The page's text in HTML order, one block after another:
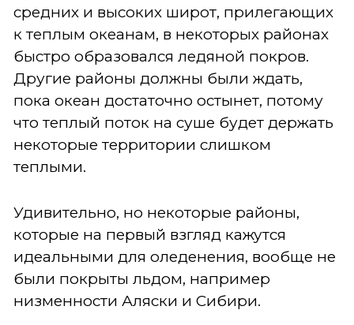
средних и высоких широт, прилегающих
к теплым океанам, в некоторых районах
быстро образовался ледяной покров.
Другие районы должны были ждать,
пока океан достаточно остынет, потому
что теплый поток на суше будет держать
некоторые территории слишком
теплыми.
Удивительно, но некоторые районы,
которые на первый взгляд кажутся
идеальными для оледенения, вообще не
были покрыты льдом, например
низменности Аляски и Сибири.